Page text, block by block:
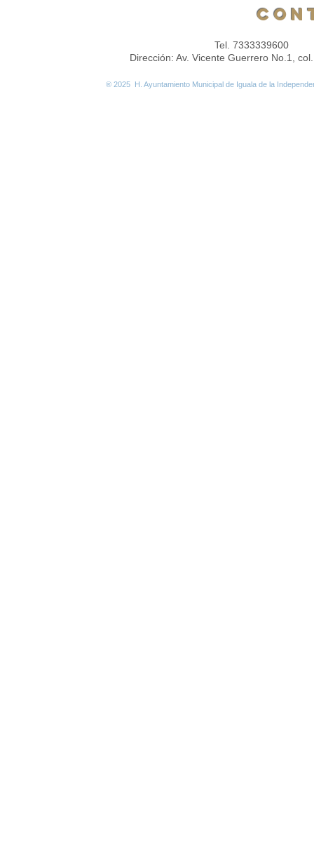
Tel. 7333339600
Dirección​​​​​: Av. Vicente Guerrero No.1,
® 2025 H. Ayuntamiento Municipal de Iguala de la